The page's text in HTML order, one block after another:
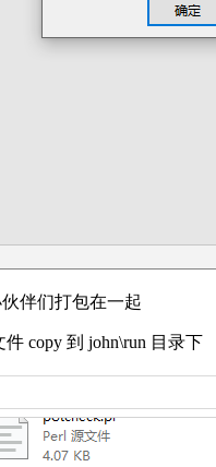
伴们打包在一起
copy 到 john\run 目录下